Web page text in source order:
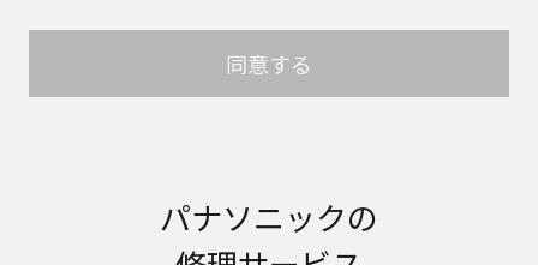
めご了承ください。
本ウェブサイトに公開されている取扱説明書の対
象商品が生産中止などの理由でご購入できない場
のお取り扱いについて。パナソニック株式会社お
同意する
パナソニックの